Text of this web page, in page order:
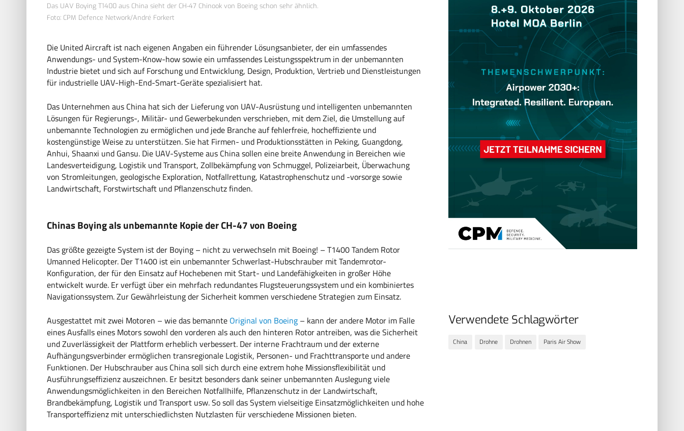
Das UAV Boying T1400 aus China sieht der CH-47 Chinook von Boeing schon sehr ähnlich.
Foto: CPM Defence Network/André Forkert
Die United Aircraft ist nach eigenen Angaben ein führender Lösungsanbieter, der ein umfassendes
Anwendungs- und System-Know-how sowie ein umfassendes Leistungsspektrum in der unbemannten
Industrie bietet und sich auf Forschung und Entwicklung, Design, Produktion, Vertrieb und Dienstleistungen
für industrielle UAV-High-End-Smart-Geräte spezialisiert hat.
Das Unternehmen aus China hat sich der Lieferung von UAV-Ausrüstung und intelligenten unbemannten
Lösungen für Regierungs-, Militär- und Gewerbekunden verschrieben, mit dem Ziel, die Umstellung auf
unbemannte Technologien zu ermöglichen und jede Branche auf fehlerfreie, hocheffiziente und
kostengünstige Weise zu unterstützen. Sie hat Firmen- und Produktionsstätten in Peking, Guangdong,
Anhui, Shaanxi und Gansu. Die UAV-Systeme aus China sollen eine breite Anwendung in Bereichen wie
Landesverteidigung, Logistik und Transport, Zollbekämpfung von Schmuggel, Polizeiarbeit, Überwachung
von Stromleitungen, geologische Exploration, Notfallrettung, Katastrophenschutz und -vorsorge sowie
Landwirtschaft, Forstwirtschaft und Pflanzenschutz finden.
Chinas Boying als unbemannte Kopie der CH-47 von Boeing
Das größte gezeigte System ist der Boying – nicht zu verwechseln mit Boeing! – T1400 Tandem Rotor
Umanned Helicopter. Der T1400 ist ein unbemannter Schwerlast-Hubschrauber mit Tandemrotor-
Konfiguration, der für den Einsatz auf Hochebenen mit Start- und Landefähigkeiten in großer Höhe
entwickelt wurde. Er verfügt über ein mehrfach redundantes Flugsteuerungssystem und ein kombiniertes
Navigationssystem. Zur Gewährleistung der Sicherheit kommen verschiedene Strategien zum Einsatz.
Ausgestattet mit zwei Motoren – wie das bemannte Original von Boeing – kann der andere Motor im Falle
eines Ausfalls eines Motors sowohl den vorderen als auch den hinteren Rotor antreiben, was die Sicherheit
und Zuverlässigkeit der Plattform erheblich verbessert. Der interne Frachtraum und der externe
Aufhängungsverbinder ermöglichen transregionale Logistik, Personen- und Frachttransporte und andere
Funktionen. Der Hubschrauber aus China soll sich durch eine extrem hohe Missionsflexibilität und
Ausführungseffizienz auszeichnen. Er besitzt besonders dank seiner unbemannten Auslegung viele
Anwendungsmöglichkeiten in den Bereichen Notfallhilfe, Pflanzenschutz in der Landwirtschaft,
Brandbekämpfung, Logistik und Transport usw. So soll das System vielseitige Einsatzmöglichkeiten und hohe
Transporteffizienz mit unterschiedlichsten Nutzlasten für verschiedene Missionen bieten.
Verwendete Schlagwörter
China Drohne Drohnen Paris Air Show